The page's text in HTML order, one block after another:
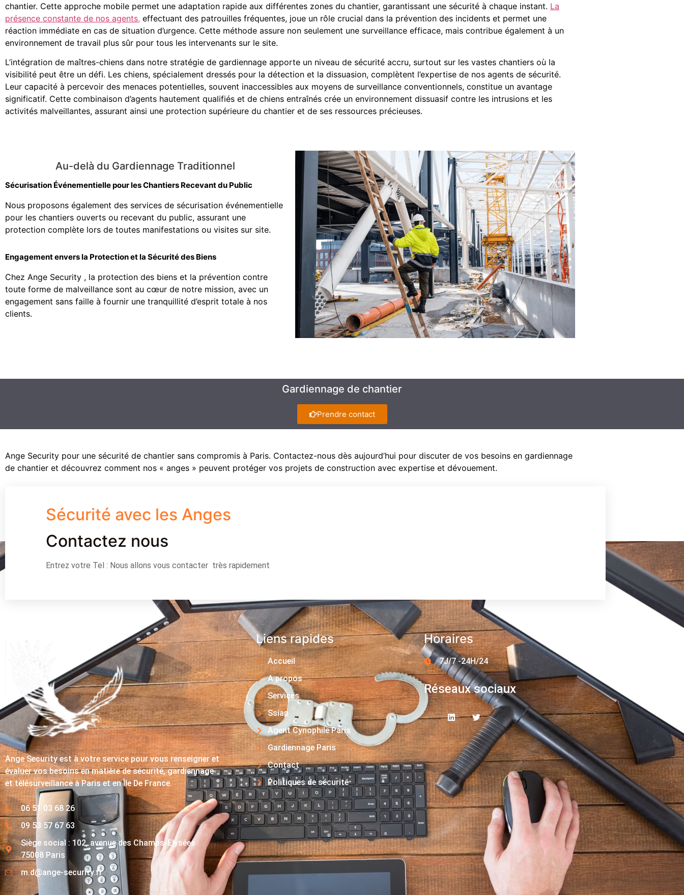
chantier. Cette approche mobile permet une adaptation rapide aux différentes zones du chantier, garantissant une sécurité à chaque instant. La
présence constante de nos agents, effectuant des patrouilles fréquentes, joue un rôle crucial dans la prévention des incidents et permet une
réaction immédiate en cas de situation d’urgence. Cette méthode assure non seulement une surveillance efficace, mais contribue également à un
environnement de travail plus sûr pour tous les intervenants sur le site.
L’intégration de maîtres-chiens dans notre stratégie de gardiennage apporte un niveau de sécurité accru, surtout sur les vastes chantiers où la
visibilité peut être un défi. Les chiens, spécialement dressés pour la détection et la dissuasion, complètent l’expertise de nos agents de sécurité.
Leur capacité à percevoir des menaces potentielles, souvent inaccessibles aux moyens de surveillance conventionnels, constitue un avantage
significatif. Cette combinaison d’agents hautement qualifiés et de chiens entraînés crée un environnement dissuasif contre les intrusions et les
activités malveillantes, assurant ainsi une protection supérieure du chantier et de ses ressources précieuses.
Au-delà du Gardiennage Traditionnel
Sécurisation Événementielle pour les Chantiers Recevant du Public
Nous proposons également des services de sécurisation événementielle
pour les chantiers ouverts ou recevant du public, assurant une
protection complète lors de toutes manifestations ou visites sur site.
Engagement envers la Protection et la Sécurité des Biens
Chez Ange Security , la protection des biens et la prévention contre
toute forme de malveillance sont au cœur de notre mission, avec un
engagement sans faille à fournir une tranquillité d’esprit totale à nos
clients.
Gardiennage de chantier
Prendre contact
Ange Security pour une sécurité de chantier sans compromis à Paris. Contactez-nous dès aujourd’hui pour discuter de vos besoins en gardiennage
de chantier et découvrez comment nos « anges » peuvent protéger vos projets de construction avec expertise et dévouement.
Sécurité avec les Anges
Contactez nous
Entrez votre Tel : Nous allons vous contacter très rapidement
Ange Security est à votre service pour vous renseigner et
évaluer vos besoins en matière de sécurité, gardiennage
et télésurveillance à Paris et en Île De France.
06 51 03 68 26
09 53 57 67 63
Siège social : 102, avenue des Champs-Elysées
75008 Paris
m.d@ange-security.fr
Liens rapides
Accueil
A propos
Services
Ssiap
Agent Cynophile Paris
Gardiennage Paris
Contact
Politiques de sécurité
Horaires
7J/7 -24H/24
Réseaux sociaux